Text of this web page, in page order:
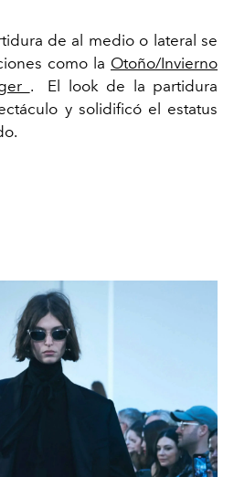
de al medio o lateral se
como la Otoño/Invierno
. El look de la partidura
y solidificó el estatus